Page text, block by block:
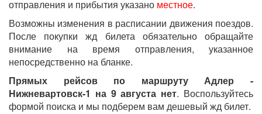
отправления и прибытия указано местное.
Возможны изменения в расписании движения поездов.
После покупки жд билета обязательно обращайте
внимание на время отправления, указанное
непосредственно на бланке.
Прямых рейсов по маршруту Адлер -
Нижневартовск-1 на 9 августа нет. Воспользуйтесь
формой поиска и мы подберем вам дешевый жд билет.